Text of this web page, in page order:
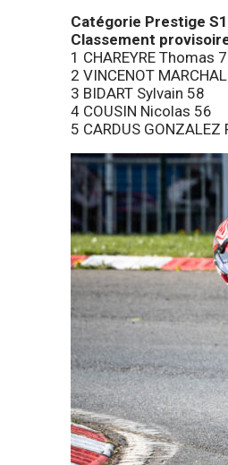
Catégorie Prestige S1
Classement
1 CHAREYRE Thomas
2 VINCENOT
3 BIDART Sylvain 58
4 COUSIN Nicolas 56
5 CARDUS GONZALEZ